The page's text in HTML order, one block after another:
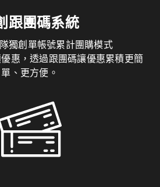
跟團碼系統
獨創單帳號累計團購模式
惠，透過跟團碼讓優惠累積更簡
單、更方便。